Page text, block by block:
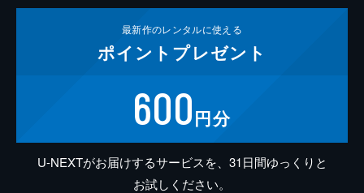
最新作のレンタルに使える
ポイント プレゼント
600円分
U-NEXTがお届けするサービスを、31日間ゆっくりと
お試しください。